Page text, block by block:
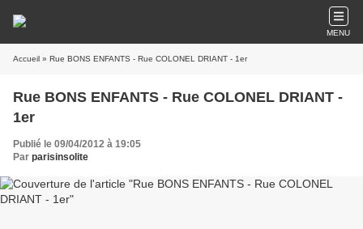
MENU
Accueil » Rue BONS ENFANTS - Rue COLONEL DRIANT - 1er
Rue BONS ENFANTS - Rue COLONEL DRIANT -
1er
Publié le 09/04/2012 à 19:05
Par parisinsolite